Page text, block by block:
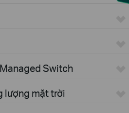
Switch
lượng mặt trời